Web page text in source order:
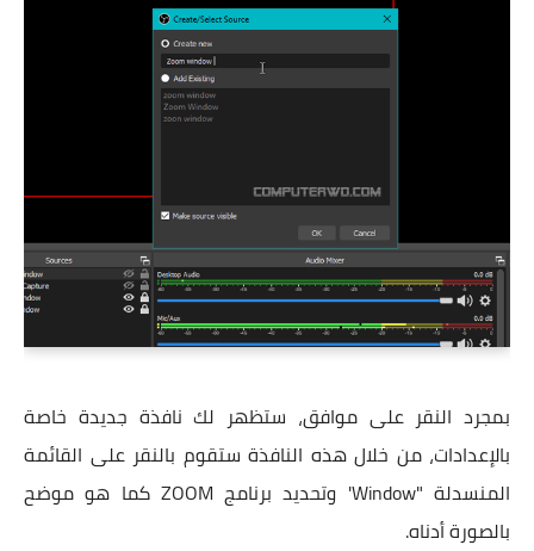
بمجرد النقر على موافق، ستظهر لك نافذة جديدة خاصة
بالإعدادات، من خلال هذه النافذة ستقوم بالنقر على القائمة
المنسدلة "Window' وتحديد برنامج ZOOM كما هو موضح
بالصورة أدناه.